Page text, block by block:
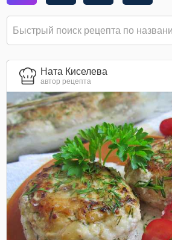
Ната Киселева
автор рецепта